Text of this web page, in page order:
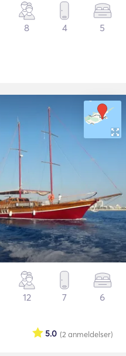
8 4 5
12 7 6
(2 anmeldelser)
5.0